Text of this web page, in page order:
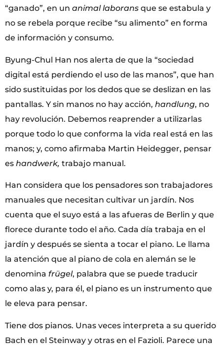
“ganado”, en un animal laborans que se estabula y
no se rebela porque recibe “su alimento” en forma
de información y consumo.
Byung-Chul Han nos alerta de que la “sociedad
digital está perdiendo el uso de las manos”, que han
sido sustituidas por los dedos que se deslizan en las
pantallas. Y sin manos no hay acción, handlung, no
hay revolución. Debemos reaprender a utilizarlas
porque todo lo que conforma la vida real está en las
manos; y, como afirmaba Martin Heidegger, pensar
es handwerk, trabajo manual.
Han considera que los pensadores son trabajadores
manuales que necesitan cultivar un jardín. Nos
cuenta que el suyo está a las afueras de Berlin y que
florece durante todo el año. Cada día trabaja en el
jardín y después se sienta a tocar el piano. Le llama
la atención que al piano de cola en alemán se le
denomina frügel, palabra que se puede traducir
como alas y, para él, el piano es un instrumento que
le eleva para pensar.
Tiene dos pianos. Unas veces interpreta a su querido
Bach en el Steinway y otras en el Fazioli. Parece una